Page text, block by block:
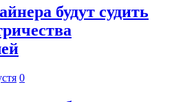
будут судить
0